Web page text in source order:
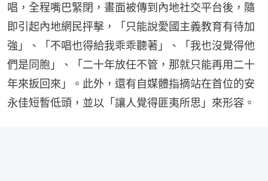
唱，全程嘴巴緊閉，畫面被傳到內地社交平台後，隨
即引起內地網民抨擊，「只能說愛國主義教育有待加
強」、「不唱也得給我乖乖聽著」、「我也沒覺得他
們是同胞」、「二十年放任不管，那就只能再用二十
年來扳回來」。此外，還有自媒體指摘站在首位的安
永佳短暫低頭，並以「讓人覺得匪夷所思」來形容。